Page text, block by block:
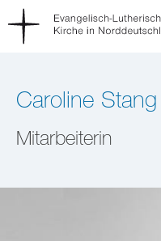
Caroline Stang
Mitarbeiterin